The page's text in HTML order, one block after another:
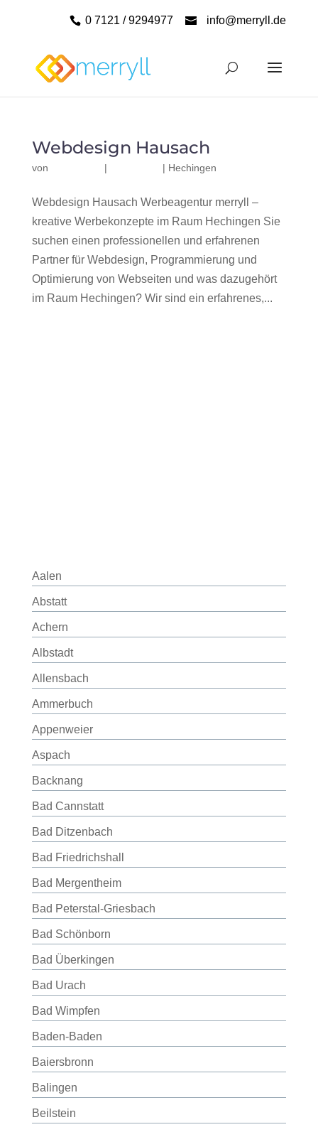
0 7121 / 9294977 info@merryll.de
Webdesign Hausach
von | | Hechingen
Webdesign Hausach Werbeagentur merryll –
kreative Werbekonzepte im Raum Hechingen Sie
suchen einen professionellen und erfahrenen
Partner für Webdesign, Programmierung und
Optimierung von Webseiten und was dazugehört
im Raum Hechingen? Wir sind ein erfahrenes,...
Aalen
Abstatt
Achern
Albstadt
Allensbach
Ammerbuch
Appenweier
Aspach
Backnang
Bad Cannstatt
Bad Ditzenbach
Bad Friedrichshall
Bad Mergentheim
Bad Peterstal-Griesbach
Bad Schönborn
Bad Überkingen
Bad Urach
Bad Wimpfen
Baden-Baden
Baiersbronn
Balingen
Beilstein